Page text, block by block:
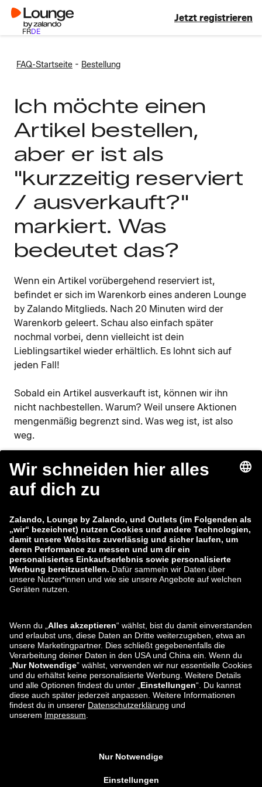
FRDE
Jetzt registrieren
FAQ-Startseite - Bestellung
Ich möchte einen
Artikel bestellen,
aber er ist als
"kurzzeitig reserviert
/ ausverkauft?"
markiert. Was
bedeutet das?
Wenn ein Artikel vorübergehend reserviert ist,
befindet er sich im Warenkorb eines anderen Lounge
by Zalando Mitglieds. Nach 20 Minuten wird der
Warenkorb geleert. Schau also einfach später
nochmal vorbei, denn vielleicht ist dein
Lieblingsartikel wieder erhältlich. Es lohnt sich auf
jeden Fall!
Sobald ein Artikel ausverkauft ist, können wir ihn
nicht nachbestellen. Warum? Weil unsere Aktionen
mengenmäßig begrenzt sind. Was weg ist, ist also
weg.
Lounge by Zalando
Datenschutzerklärung
Impressum
AGB
Widerruf
Karriere
Produktsicherheit
Zahlungsarten Versand- und Lieferpartner